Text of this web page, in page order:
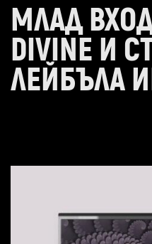
МЛАД ВХОД
DIVINE И
ЛЕЙБЪЛА